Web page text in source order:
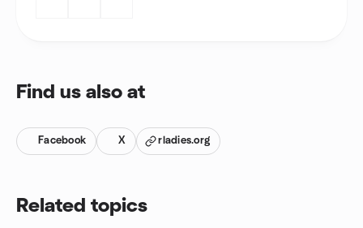
Find us also at
Facebook X rladies.org
Related topics